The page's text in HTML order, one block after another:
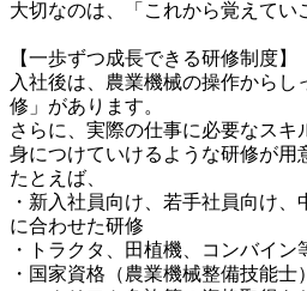
大切なのは、「これから覚えてい
【一歩ずつ成長できる研修制度】
入社後は、農業機械の操作から
修」があります。
さらに、実際の仕事に必要なスキ
身につけていけるような研修が用
たとえば、
・新入社員向け、若手社員向け
に合わせた研修
・トラクタ、田植機、コンバイン
・国家資格（農業機械整備技能